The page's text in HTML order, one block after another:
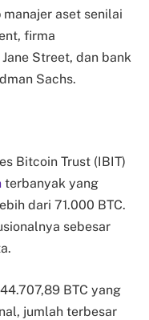
aset senilai
firma
Street, dan bank
Sachs.
Bitcoin Trust (IBIT)
terbanyak yang
dari 71.000 BTC.
sebesar
BTC yang
jumlah terbesar